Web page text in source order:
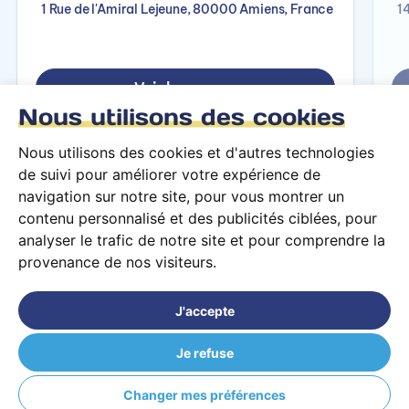
Nous utilisons des cookies
Nous utilisons des cookies et d'autres technologies
de suivi pour améliorer votre expérience de
navigation sur notre site, pour vous montrer un
contenu personnalisé et des publicités ciblées, pour
analyser le trafic de notre site et pour comprendre la
provenance de nos visiteurs.
J'accepte
Je refuse
Changer mes préférences
1 Rue de l'Amiral Lejeune, 80000 Amiens, France
Voir le campus
Conditions générales d’utilisation
© 2026 PARCOURS Privé tous droits réservés
Revenir à la recherche